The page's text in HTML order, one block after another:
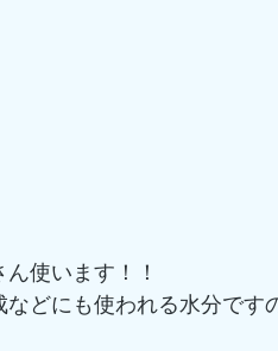
使います！！
どにも使われる水分です